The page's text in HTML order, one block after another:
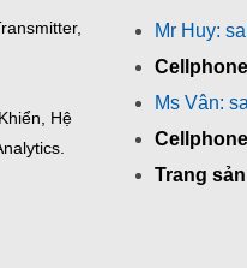
Hệ
Mr Huy:
Ms Vân:
Trang